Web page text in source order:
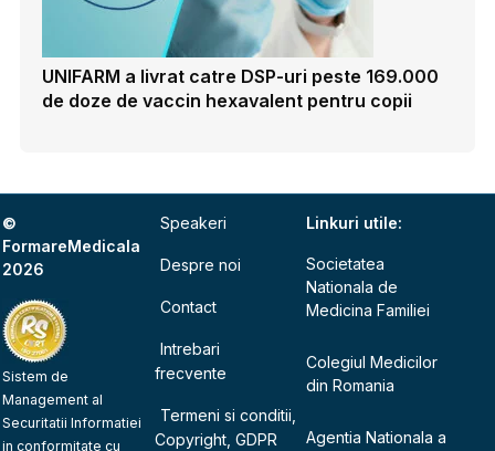
UNIFARM a livrat catre DSP-uri peste 169.000
de doze de vaccin hexavalent pentru copii
©
FormareMedicala
2026
Sistem de
Management al
Securitatii Informatiei
in conformitate cu
Speakeri
Despre noi
Contact
Intrebari
frecvente
Termeni si conditii,
Copyright, GDPR
Linkuri utile:
Societatea
Nationala de
Medicina Familiei
Colegiul Medicilor
din Romania
Agentia Nationala a